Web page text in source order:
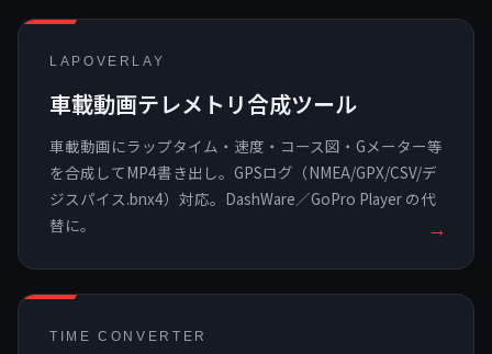
LAPOVERLAY
車載動画テレメトリ合成ツール
車載動画にラップタイム・速度・コース図・Gメーター等
を合成してMP4書き出し。GPSログ（NMEA/GPX/CSV/デ
ジスパイス.bnx4）対応。DashWare／GoPro Player の代
替に。
→
TIME CONVERTER